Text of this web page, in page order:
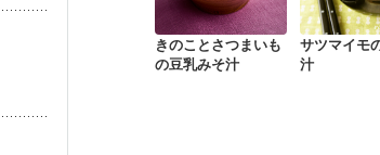
きのことさつまいも
の豆乳みそ汁
サツマイモ
汁